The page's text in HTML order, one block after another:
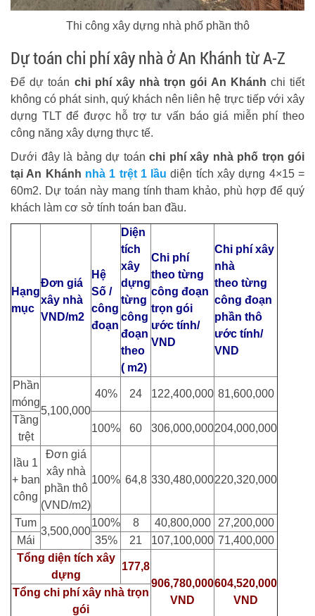
Thi công xây dựng nhà phố phần thô
Dự toán chi phí xây nhà ở An Khánh từ A-Z
Để dự toán chi phí xây nhà trọn gói An Khánh chi tiết
không có phát sinh, quý khách nên liên hệ trực tiếp với xây
dựng TLT để được hỗ trợ tư vấn báo giá miễn phí theo
công năng xây dựng thực tế.
Dưới đây là bảng dự toán chi phí xây nhà phố trọn gói
tại An Khánh nhà 1 trệt 1 lầu diện tích xây dựng 4×15 =
60m2. Dự toán này mang tính tham khảo, phù hợp để quý
khách làm cơ sở tính toán ban đầu.
Hạng
mục
Đơn giá
xây nhà
VND/m2
Hệ
Số /
công
đoạn
Diện
tích
xây
dựng
từng
công
đoạn
theo
( m2)
Chi phí
theo từng
công đoạn
trọn gói
ước tính/
VND
Chi phí xây
nhà
theo từng
công đoạn
phần thô
ước tính/
VND
Phần
móng
5,100,000
40% 24 122,400,000 81,600,000
Tầng
trệt
100% 60 306,000,000204,000,000
lầu 1
+ ban
công
Đơn giá
xây nhà
phần thô
(VND/m2)
100% 64,8 330,480,000220,320,000
Tum
3,500,000
100% 8 40,800,000
27,200,000
Mái
35% 21 107,100,000 71,400,000
Tổng diện tích xây
dựng
177,8
906,780,000
VND
604,520,000
VND
Tổng chi phí xây nhà trọn
gói